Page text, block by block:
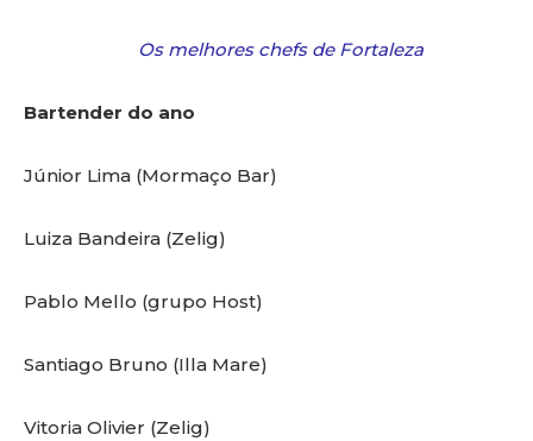
Os melhores chefs de Fortaleza
Bartender do ano
Júnior Lima (Mormaço Bar)
Luiza Bandeira (Zelig)
Pablo Mello (grupo Host)
Santiago Bruno (Illa Mare)
Vitoria Olivier (Zelig)